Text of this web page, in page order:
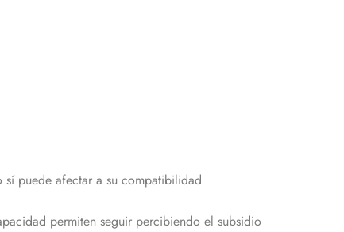
sí puede afectar a su compatibilidad
permiten seguir percibiendo el subsidio